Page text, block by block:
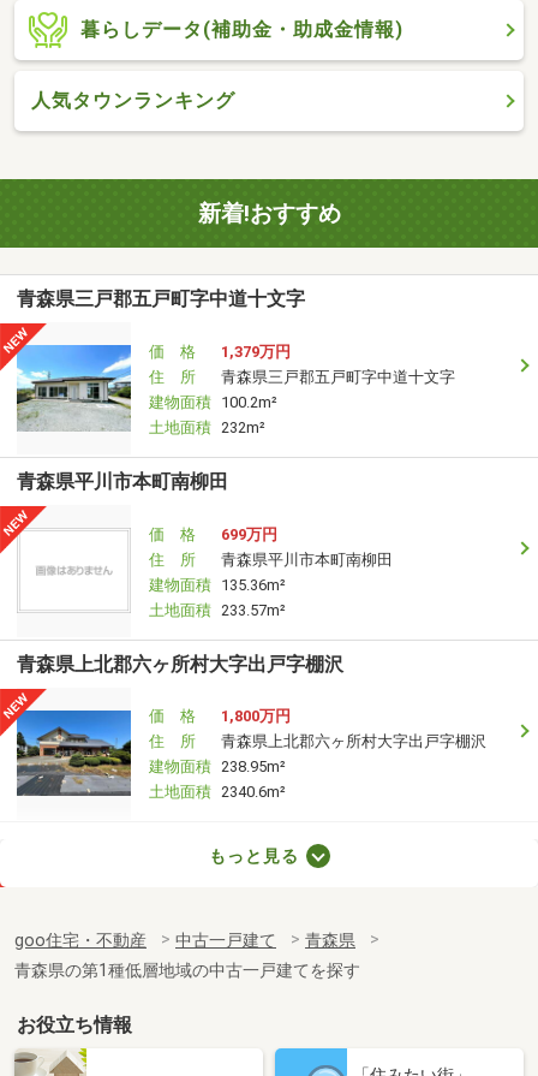
暮らしデータ(補助金・助成金情報)
人気タウンランキング
新着!おすすめ
青森県三戸郡五戸町字中道十文字
価 格
1,379万円
住 所
青森県三戸郡五戸町字中道十文字
建物面積 100.2m²
土地面積 232m²
青森県平川市本町南柳田
価 格
699万円
住 所
青森県平川市本町南柳田
建物面積 135.36m²
土地面積 233.57m²
青森県上北郡六ヶ所村大字出戸字棚沢
価 格
1,800万円
住 所
青森県上北郡六ヶ所村大字出戸字棚沢
建物面積 238.95m²
土地面積 2340.6m²
青森県八戸市大字長苗代字天狗柳
建物面積 117.01m²
土地面積 165.44m²
青森県八戸市大字糠塚字五郎兵衛前
もっと見る
goo住宅・不動産 中古一戸建て
青森県
青森県の第1種低層地域の中古一戸建てを探す
お役立ち情報